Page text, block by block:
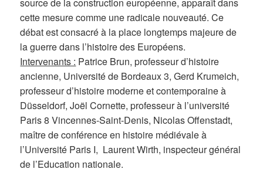
cette mesure comme une radicale nouveauté. Ce
débat est consacré à la place longtemps majeure de
la guerre dans l’histoire des Européens.
Intervenants : Patrice Brun, professeur d’histoire
ancienne, Université de Bordeaux 3, Gerd Krumeich,
professeur d’histoire moderne et contemporaine à
Düsseldorf, Joël Cornette, professeur à l’université
Paris 8 Vincennes-Saint-Denis, Nicolas Offenstadt,
maître de conférence en histoire médiévale à
l’Université Paris I, Laurent Wirth, inspecteur général
de l’Education nationale.